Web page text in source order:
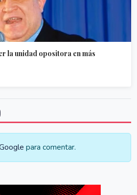
la unidad opositora en más
para comentar.